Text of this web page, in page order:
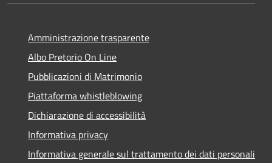
Amministrazione trasparente
Albo Pretorio On Line
Pubblicazioni di Matrimonio
Piattaforma whistleblowing
Dichiarazione di accessibilità
Informativa privacy
Informativa generale sul trattamento dei dati personali